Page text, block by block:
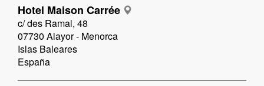
Hotel Maison Carrée
c/ des Ramal, 48
07730 Alayor - Menorca
Islas Baleares
España